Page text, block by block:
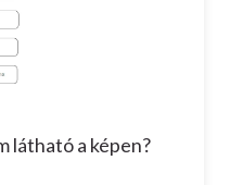
látható a képen?